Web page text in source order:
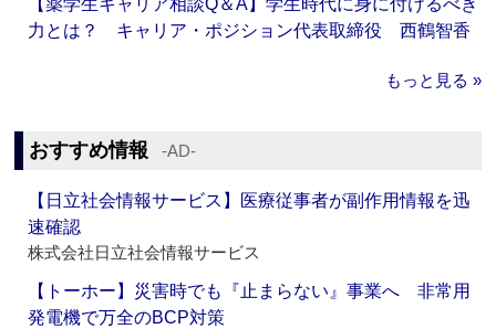
【薬学生キャリア相談Q＆A】学生時代に身に付けるべき
力とは？ キャリア・ポジション代表取締役 西鶴智香
もっと見る »
おすすめ情報 ‐AD‐
【日立社会情報サービス】医療従事者が副作用情報を迅
速確認
株式会社日立社会情報サービス
【トーホー】災害時でも『止まらない』事業へ 非常用
発電機で万全のBCP対策